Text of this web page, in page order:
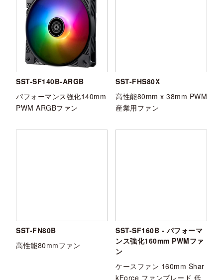
SST-SF140B-ARGB
パフォーマンス強化140mm
PWM ARGBファン
SST-FHS80X
高性能80mm x 38mm PWM
産業用ファン
SST-FN80B
高性能80mmファン
SST-SF160B - パフォーマ
ンス強化160mm PWMファ
ン
ケースファン 160mm Shar
kForce ファンブレード 低